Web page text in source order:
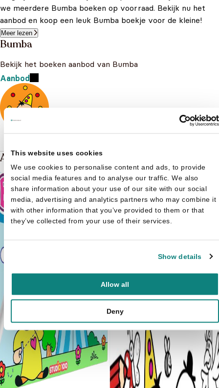
This website uses cookies
We use cookies to personalise content and ads, to provide
social media features and to analyse our traffic. We also
share information about your use of our site with our social
media, advertising and analytics partners who may combine it
with other information that you’ve provided to them or that
they’ve collected from your use of their services.
Show details
Allow all
Deny
we meerdere Bumba boeken op voorraad. Bekijk nu het
aanbod en koop een leuk Bumba boekje voor de kleine!
Meer lezen
Bumba
Bekijk het boeken aanbod van Bumba
Aanbod
Andere boeken over Bumba